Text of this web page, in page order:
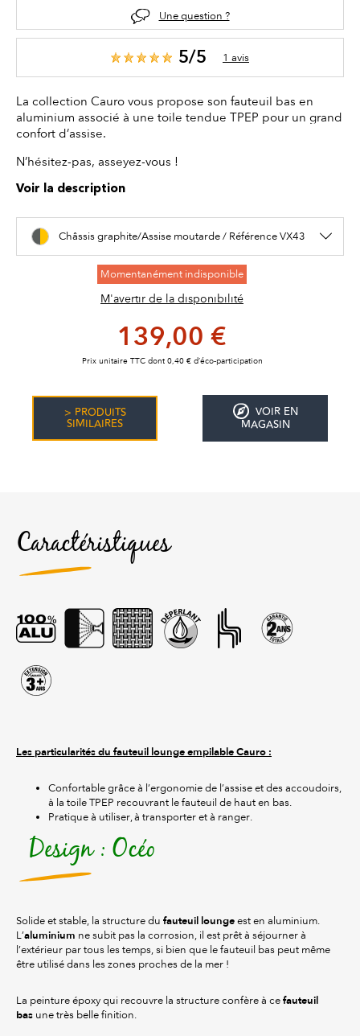
Une question ?
5/5 1 avis
La collection Cauro vous propose son fauteuil bas en
aluminium associé à une toile tendue TPEP pour un grand
confort d’assise.
N’hésitez-pas, asseyez-vous !
Voir la description
Châssis graphite/Assise moutarde / Référence VX43
Momentanément indisponible
M'avertir de la disponibilité
139,00 €
Prix unitaire TTC dont 0,40 € d’éco-participation
> PRODUITS
SIMILAIRES
VOIR EN
MAGASIN
Caractéristiques
Les particularités du fauteuil lounge empilable Cauro :
Confortable grâce à l’ergonomie de l’assise et des accoudoirs,
à la toile TPEP recouvrant le fauteuil de haut en bas.
Pratique à utiliser, à transporter et à ranger.
Design : Océo
Solide et stable, la structure du fauteuil lounge est en aluminium.
L’aluminium ne subit pas la corrosion, il est prêt à séjourner à
l’extérieur par tous les temps, si bien que le fauteuil bas peut même
être utilisé dans les zones proches de la mer !
La peinture époxy qui recouvre la structure confère à ce fauteuil
bas une très belle finition.